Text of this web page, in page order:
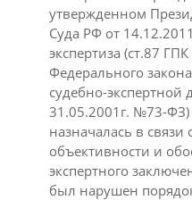
утвержденном
Суда РФ от
экспертиза (ст.87
Федерального
судебно-экспертной
31.05.2001г. №73-
назначалась в
объективности и
экспертного
был нарушен